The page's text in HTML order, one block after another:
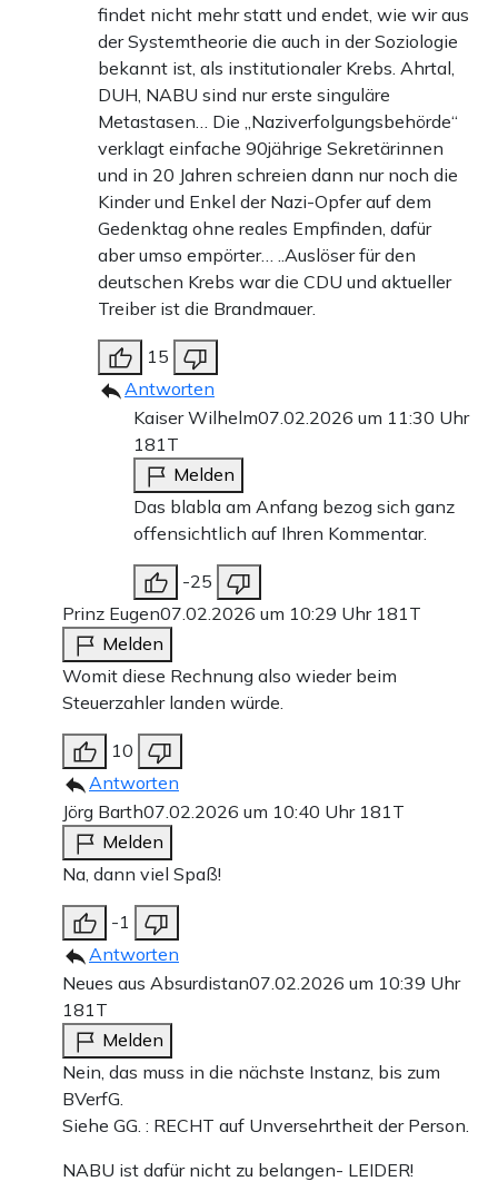
findet nicht mehr statt und endet, wie wir aus
der Systemtheorie die auch in der Soziologie
bekannt ist, als institutionaler Krebs. Ahrtal,
DUH, NABU sind nur erste singuläre
Metastasen… Die „Naziverfolgungsbehörde“
verklagt einfache 90jährige Sekretärinnen
und in 20 Jahren schreien dann nur noch die
Kinder und Enkel der Nazi-Opfer auf dem
Gedenktag ohne reales Empfinden, dafür
aber umso empörter… ..Auslöser für den
deutschen Krebs war die CDU und aktueller
Treiber ist die Brandmauer.
15
Antworten
Kaiser Wilhelm07.02.2026 um 11:30 Uhr
181T
Melden
Das blabla am Anfang bezog sich ganz
offensichtlich auf Ihren Kommentar.
-25
Prinz Eugen07.02.2026 um 10:29 Uhr 181T
Melden
Womit diese Rechnung also wieder beim
Steuerzahler landen würde.
10
Antworten
Jörg Barth07.02.2026 um 10:40 Uhr 181T
Melden
Na, dann viel Spaß!
-1
Antworten
Neues aus Absurdistan07.02.2026 um 10:39 Uhr
181T
Melden
Nein, das muss in die nächste Instanz, bis zum
BVerfG.
Siehe GG. : RECHT auf Unversehrtheit der Person.
NABU ist dafür nicht zu belangen- LEIDER!